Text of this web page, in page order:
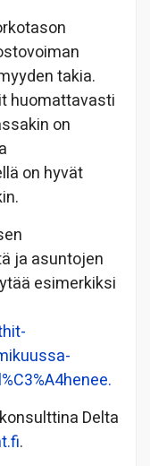
takia.
huomattavasti
on
on hyvät
ja asuntojen
esimerkiksi
Delta
.